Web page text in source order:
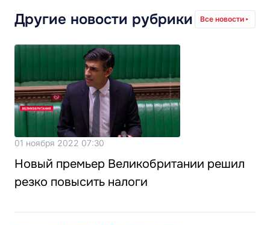
Другие новости рубрики Все новости
01 ноября 2022 07:30
Новый премьер Великобритании решил
резко повысить налоги